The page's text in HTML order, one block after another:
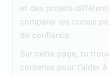
et des projets
comparer les cursus
de confiance.
Sur cette page, tu
contenus pour t’aider